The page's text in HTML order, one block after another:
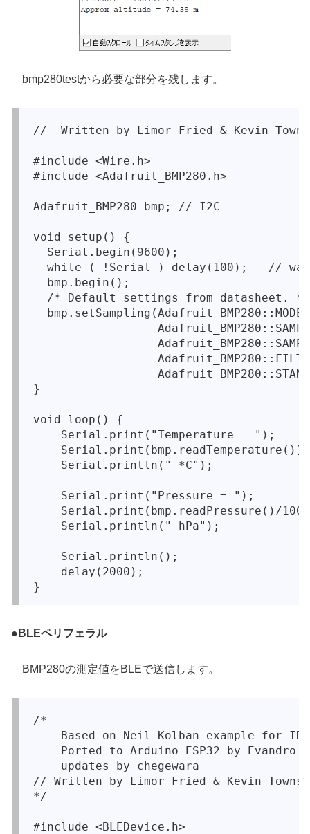
bmp280testから必要な部分を残します。
//  Written by Limor Fried & Kevin
#include <Wire.h>
#include <Adafruit_BMP280.h>
Adafruit_BMP280 bmp; // I2C
void setup() {
  Serial.begin(9600);
while ( !Serial ) delay(100);   //
  bmp.begin();
  /* Default settings from datasheet. */
}
void loop() {
    Serial.print("Temperature = ");
    Serial.print(bmp.readTemperature());
    Serial.println(" *C");
    Serial.print("Pressure = ");
Serial.print(bmp.readPressure()/
    Serial.println(" hPa");
    Serial.println();
    delay(2000);
● BLEペリフェラル
BMP280の測定値をBLEで送信します。
/*
Based on Neil Kolban example for
Ported to Arduino ESP32 by Evandro
    updates by chegewara
// Written by Limor Fried & Kevin
*/
#include <BLEDevice.h>